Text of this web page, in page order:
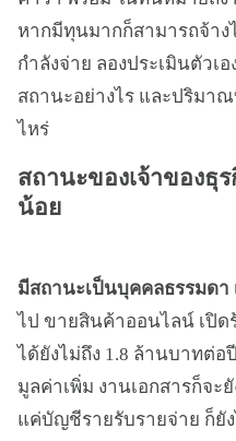
หากมีทุนมากก็สามารถจ้า
กำลังจ่าย ลองประเมินตัวเ
สถานะอย่างไร และปริมา
ไหร่
สถานะของเจ้าของธุ
น้อย
มีสถานะเป็นบุคคลธรรมดา
ไป ขายสินค้าออนไลน์ เปิ
ได้ยังไม่ถึง 1.8 ล้านบาทต่
มูลค่าเพิ่ม งานเอกสารก็จ
แค่บัญชีรายรับรายจ่าย ก็ยั